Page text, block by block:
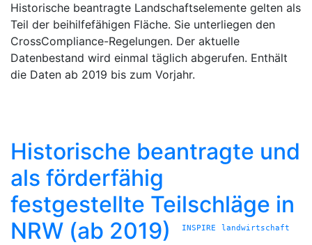
Historische beantragte Landschaftselemente gelten als
Teil der beihilfefähigen Fläche. Sie unterliegen den
CrossCompliance-Regelungen. Der aktuelle
Datenbestand wird einmal täglich abgerufen. Enthält
die Daten ab 2019 bis zum Vorjahr.
Historische beantragte und
als förderfähig
festgestellte Teilschläge in
NRW (ab 2019)
INSPIRE landwirtschaft